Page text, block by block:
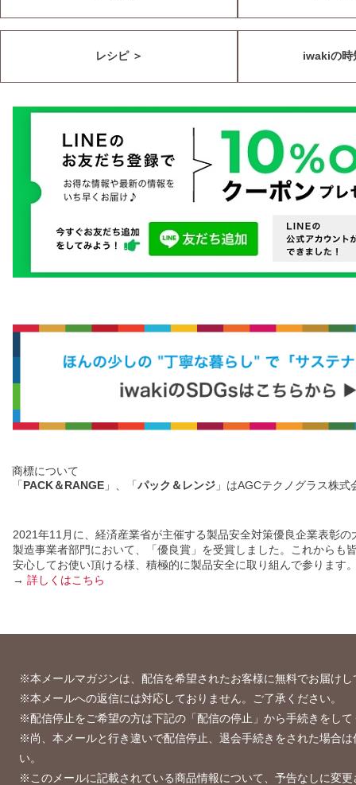
レシピ ＞ iwakiの時
商標について
「PACK＆RANGE 」、「パック＆レンジ 」はAGCテクノグラス株
2021年11月に、経済産業省が主催する製品安全対策優良企業表彰の
製造事業者部門において、「優良賞」を受賞しました。これからも
安心してお使い頂ける様、積極的に製品安全に取り組んで参ります
→ 詳しくはこちら
※本メールマガジンは、配信を希望されたお客様に無料でお届けし
※本メールへの返信には対応しておりません。ご了承ください。
※配信停止をご希望の方は下記の「配信の停止」から手続きをして
※尚、本メールと行き違いで配信停止、退会手続きをされた場合
い。
※このメールに記載されている商品情報について、予告なしに変